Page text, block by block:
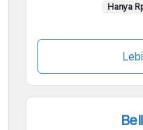
Hanya